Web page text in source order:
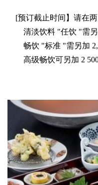
[预订截止时间】请在两
清淡饮料 "任饮 "需另
畅饮 "标准 "需另加
高级畅饮可另加 2 500